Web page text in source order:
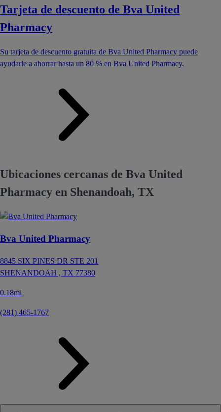
Tarjeta de descuento de Bva United
Pharmacy
Su tarjeta de descuento gratuita de Bva United Pharmacy puede
ayudarle a ahorrar hasta un 80 % en Bva United Pharmacy.
Ubicaciones cercanas de Bva United
Pharmacy en Shenandoah, TX
Bva United Pharmacy
8845 SIX PINES DR STE 201
SHENANDOAH , TX 77380
0.18mi
(281) 465-1767